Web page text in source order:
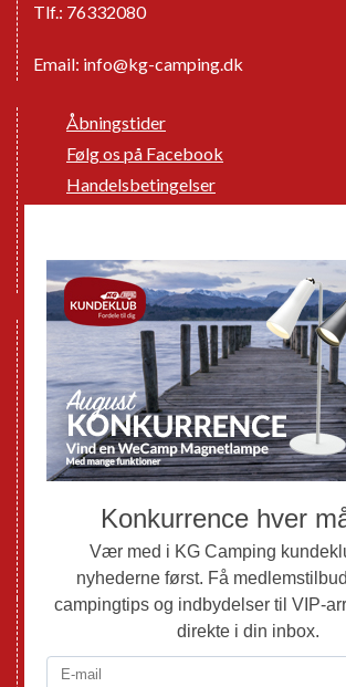
Tlf.: 76332080
Email: info@kg-camping.dk
Åbningstider
Følg os på Facebook
Handelsbetingelser
GPDR - Optagelse af foto og video
Nye Campingvogne
Nye Autocampere og Vans
Brugte Campingvogne
Brugte Autocampere og Vans
Webshop
Mortens Campingtips
KG Camping Kundeklub
Nyheder
Adria
Adria Autocampere